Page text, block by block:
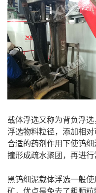
载体浮选又称为背负浮
浮选物料粒径，添加相
合适的药剂作用下使钨
撞形成疏水聚团，再进行
黑钨细泥载体浮选一般